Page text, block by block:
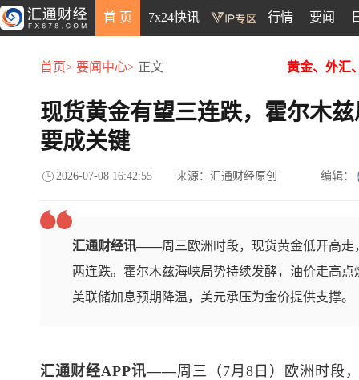
首 页 7x24快讯 行情 要闻
首页> 要闻中心> 正文 黄金、外汇
现货黄金有望三连跌，霍尔木
要成关键
2026-07-08 16:42:55 来源：汇通财经原创 编辑：
汇通财经讯——周三欧洲时段，现货黄金低开高
两连跌。霍尔木兹海峡局势持续发酵，油价走高
美联储加息预期降温，美元承压为金价提供支撑。
汇通财经APP讯——周三（7月8日）欧洲时段